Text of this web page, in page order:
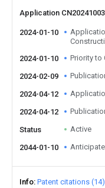
Application
2024-01-10
2024-01-10
Priority to
2024-02-09
2024-04-12
2024-04-12
Status Active
2044-01-10
Info Patent citations (14)